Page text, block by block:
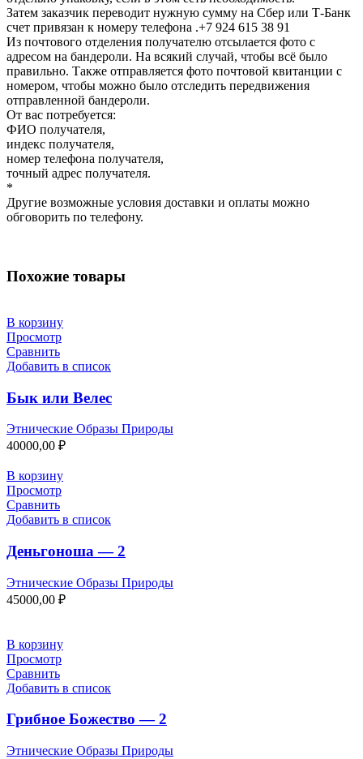
Затем заказчик переводит нужную сумму на Сбер или Т-Банк
счет привязан к номеру телефона .+7 924 615 38 91
Из почтового отделения получателю отсылается фото с
адресом на бандероли. На всякий случай, чтобы всё было
правильно. Также отправляется фото почтовой квитанции с
номером, чтобы можно было отследить передвижения
отправленной бандероли.
От вас потребуется:
ФИО получателя,
индекс получателя,
номер телефона получателя,
точный адрес получателя.
*
Другие возможные условия доставки и оплаты можно
обговорить по телефону.
Похожие товары
В корзину
Просмотр
Сравнить
Добавить в список
Бык или Велес
Этнические Образы Природы
40000,00 ₽
В корзину
Просмотр
Сравнить
Добавить в список
Деньгоноша — 2
Этнические Образы Природы
45000,00 ₽
В корзину
Просмотр
Сравнить
Добавить в список
Грибное Божество — 2
Этнические Образы Природы